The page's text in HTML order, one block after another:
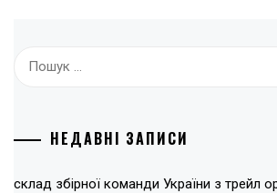
НЕДАВНІ ЗАПИСИ
склад збірної команди України з трейл